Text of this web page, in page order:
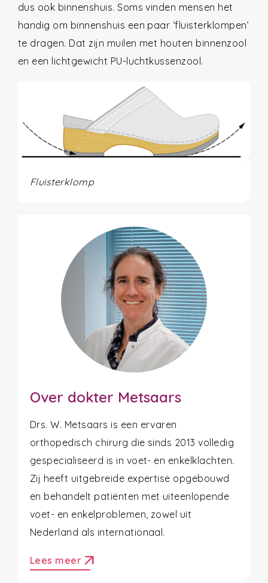
dus ook binnenshuis. Soms vinden mensen het
handig om binnenshuis een paar ‘fluisterklompen’
te dragen. Dat zijn muilen met houten binnenzool
en een lichtgewicht PU-luchtkussenzool.
Fluisterklomp
Over dokter Metsaars
Drs. W. Metsaars is een ervaren
orthopedisch chirurg die sinds 2013 volledig
gespecialiseerd is in voet- en enkelklachten.
Zij heeft uitgebreide expertise opgebouwd
en behandelt patiënten met uiteenlopende
voet- en enkelproblemen, zowel uit
Nederland als internationaal.
Lees meer arrow_outward